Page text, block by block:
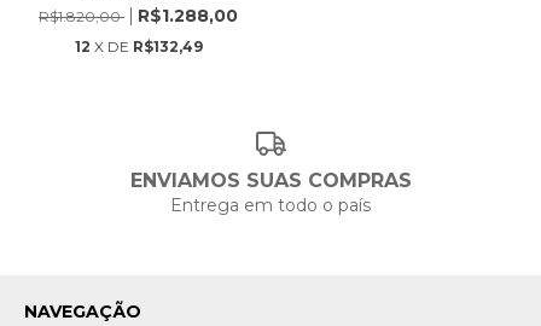
R$1.820,00
R$1.288,00
12 X DE R$132,49
ENVIAMOS SUAS COMPRAS
Entrega em todo o país
NAVEGAÇÃO